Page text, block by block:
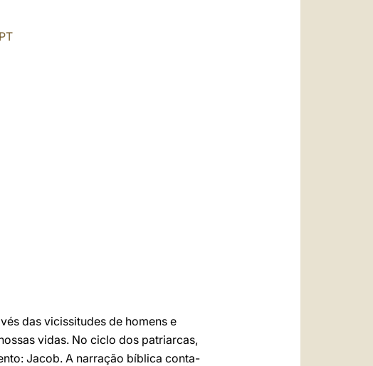
PT
das vicissitudes de homens e
vidas. No ciclo dos patriarcas,
Jacob. A narração bíblica conta-